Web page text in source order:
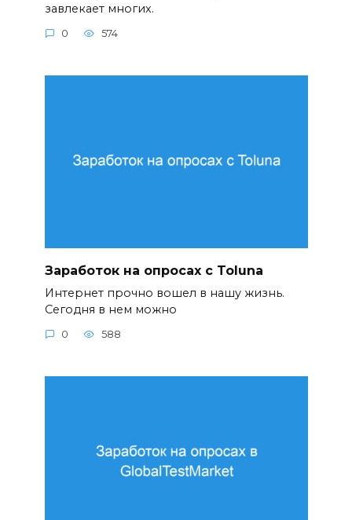
завлекает многих.
0 574
Заработок на опросах с Toluna
Интернет прочно вошел в нашу жизнь.
Сегодня в нем можно
0 588